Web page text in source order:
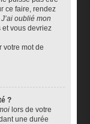
ce faire, rendez
J’ai oublié mon
et vous devriez
votre mot de
?
lors de votre
une durée